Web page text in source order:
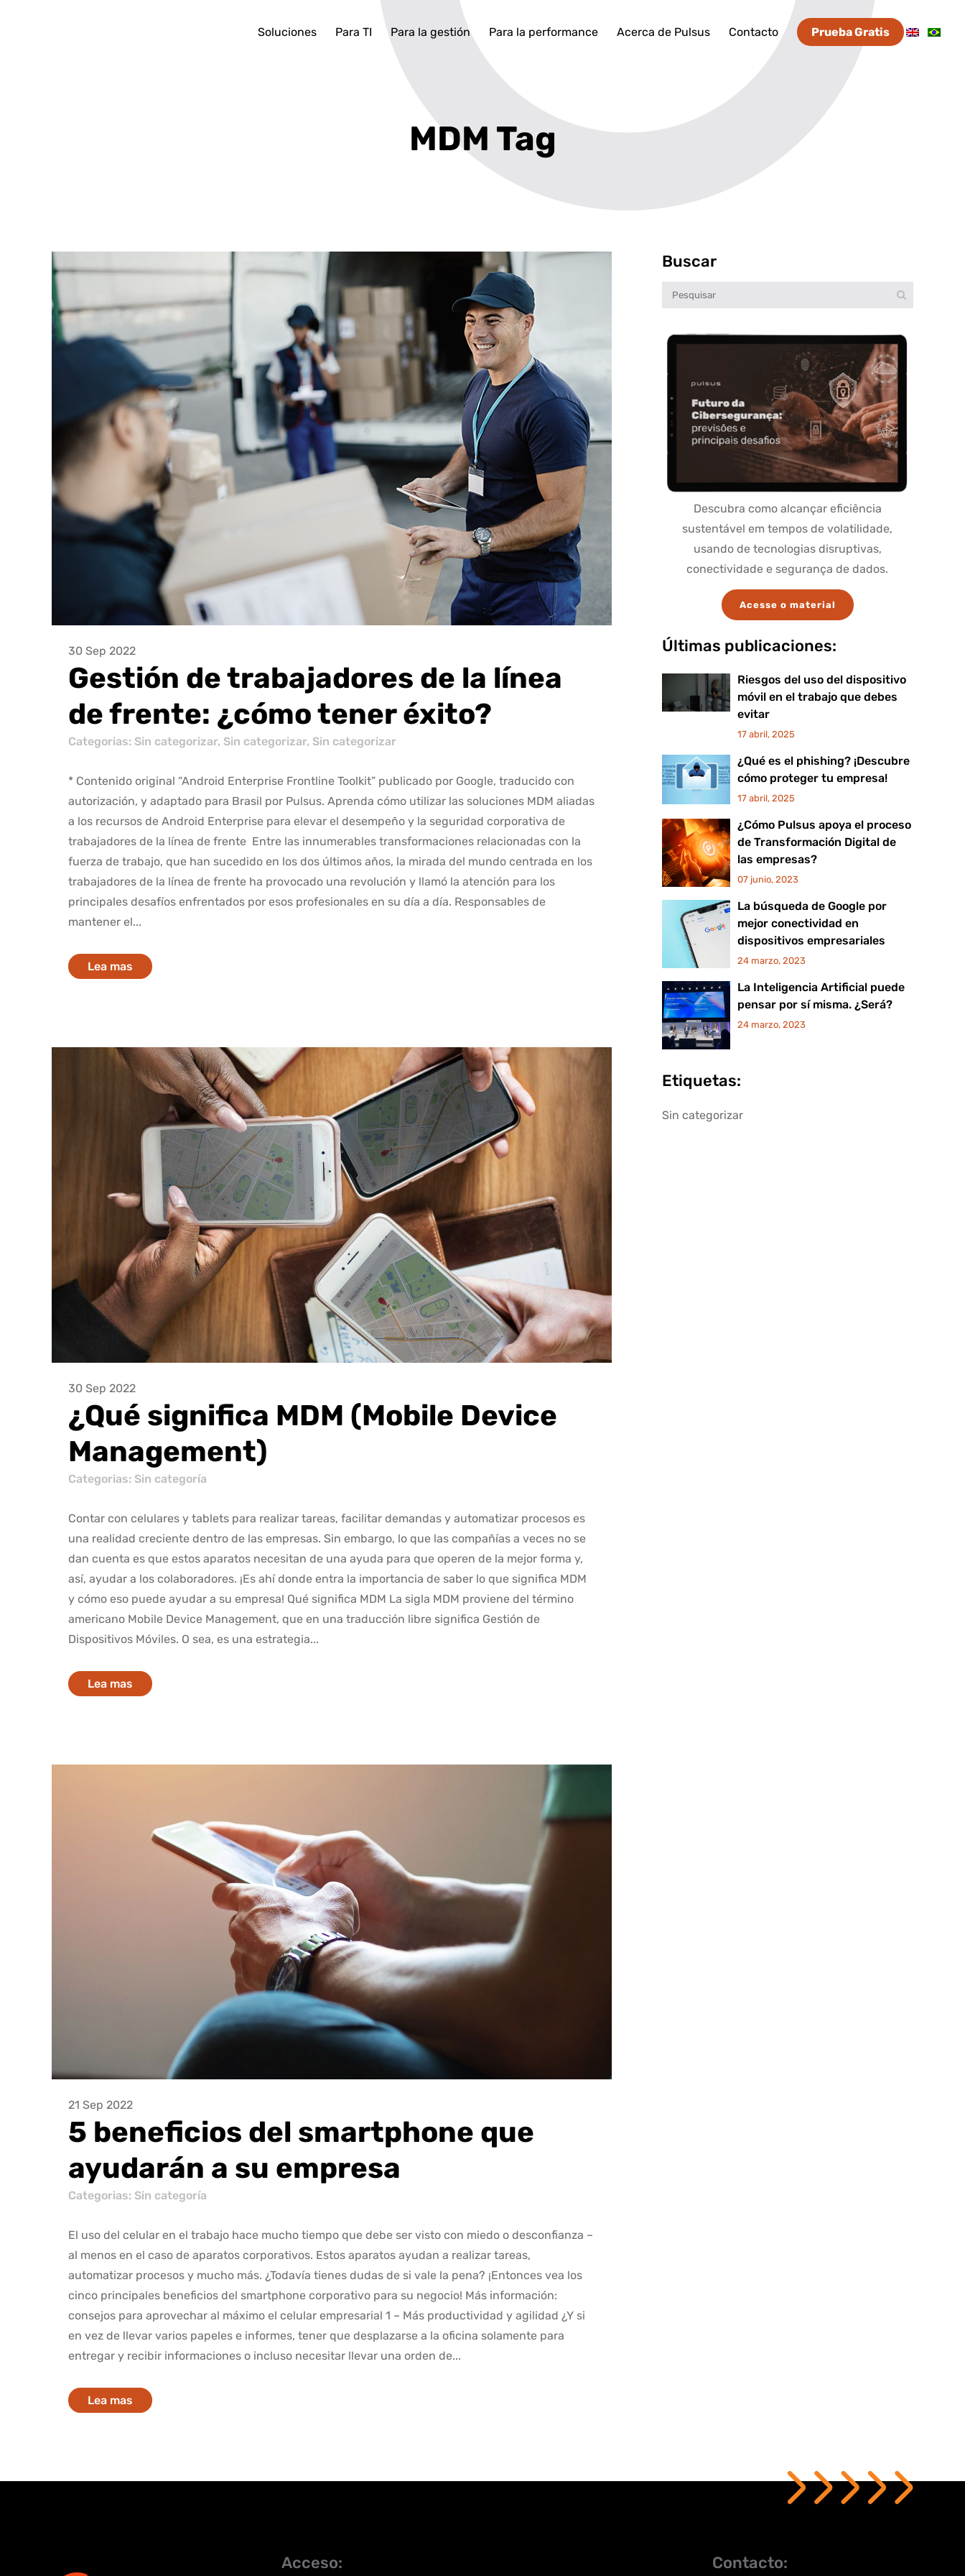
Soluciones Para TI Para la gestión Para la performance Acerca de Pulsus Contacto Prueba Gratis
MDM Tag
30 Sep 2022
Gestión de trabajadores de la línea
de frente: ¿cómo tener éxito?
Categorias: Sin categorizar, Sin categorizar, Sin categorizar
* Contenido original “Android Enterprise Frontline Toolkit” publicado por Google, traducido con
autorización, y adaptado para Brasil por Pulsus. Aprenda cómo utilizar las soluciones MDM aliadas
a los recursos de Android Enterprise para elevar el desempeño y la seguridad corporativa de
trabajadores de la línea de frente Entre las innumerables transformaciones relacionadas con la
fuerza de trabajo, que han sucedido en los dos últimos años, la mirada del mundo centrada en los
trabajadores de la línea de frente ha provocado una revolución y llamó la atención para los
principales desafíos enfrentados por esos profesionales en su día a día. Responsables de
mantener el...
Lea mas
30 Sep 2022
¿Qué significa MDM (Mobile Device
Management)
Categorias: Sin categoría
Contar con celulares y tablets para realizar tareas, facilitar demandas y automatizar procesos es
una realidad creciente dentro de las empresas. Sin embargo, lo que las compañías a veces no se
dan cuenta es que estos aparatos necesitan de una ayuda para que operen de la mejor forma y,
así, ayudar a los colaboradores. ¡Es ahí donde entra la importancia de saber lo que significa MDM
y cómo eso puede ayudar a su empresa! Qué significa MDM La sigla MDM proviene del término
americano Mobile Device Management, que en una traducción libre significa Gestión de
Dispositivos Móviles. O sea, es una estrategia...
Lea mas
21 Sep 2022
5 beneficios del smartphone que
ayudarán a su empresa
Categorias: Sin categoría
El uso del celular en el trabajo hace mucho tiempo que debe ser visto con miedo o desconfianza –
al menos en el caso de aparatos corporativos. Estos aparatos ayudan a realizar tareas,
automatizar procesos y mucho más. ¿Todavía tienes dudas de si vale la pena? ¡Entonces vea los
cinco principales beneficios del smartphone corporativo para su negocio! Más información:
consejos para aprovechar al máximo el celular empresarial 1 – Más productividad y agilidad ¿Y si
en vez de llevar varios papeles e informes, tener que desplazarse a la oficina solamente para
entregar y recibir informaciones o incluso necesitar llevar una orden de...
Lea mas
Buscar
Descubra como alcançar eficiência
sustentável em tempos de volatilidade,
usando de tecnologias disruptivas,
conectividade e segurança de dados.
Acesse o material
Últimas publicaciones:
Riesgos del uso del dispositivo
móvil en el trabajo que debes
evitar
17 abril, 2025
¿Qué es el phishing? ¡Descubre
cómo proteger tu empresa!
17 abril, 2025
¿Cómo Pulsus apoya el proceso
de Transformación Digital de
las empresas?
07 junio, 2023
La búsqueda de Google por
mejor conectividad en
dispositivos empresariales
24 marzo, 2023
La Inteligencia Artificial puede
pensar por sí misma. ¿Será?
24 marzo, 2023
Etiquetas:
Sin categorizar
Acceso: Contacto: